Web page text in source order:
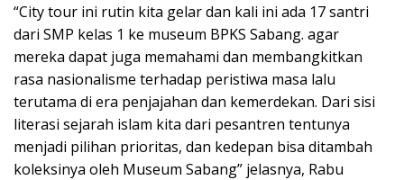
“City tour ini rutin kita gelar dan kali ini ada 17 santri
dari SMP kelas 1 ke museum BPKS Sabang. agar
mereka dapat juga memahami dan membangkitkan
rasa nasionalisme terhadap peristiwa masa lalu
terutama di era penjajahan dan kemerdekan. Dari sisi
literasi sejarah islam kita dari pesantren tentunya
menjadi pilihan prioritas, dan kedepan bisa ditambah
koleksinya oleh Museum Sabang” jelasnya, Rabu